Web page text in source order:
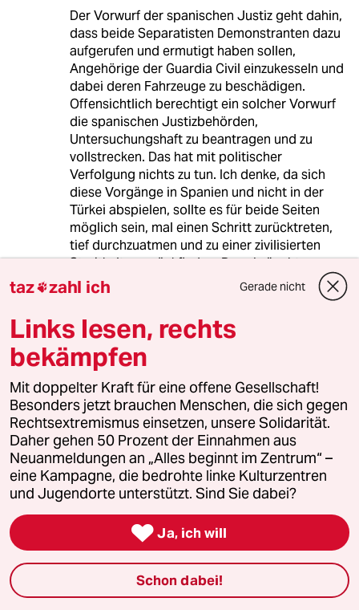
Der Vorwurf der spanischen Justiz geht dahin,
dass beide Separatisten Demonstranten dazu
aufgerufen und ermutigt haben sollen,
Angehörige der Guardia Civil einzukesseln und
dabei deren Fahrzeuge zu beschädigen.
Offensichtlich berechtigt ein solcher Vorwurf
die spanischen Justizbehörden,
Untersuchungshaft zu beantragen und zu
vollstrecken. Das hat mit politischer
Verfolgung nichts zu tun. Ich denke, da sich
diese Vorgänge in Spanien und nicht in der
Türkei abspielen, sollte es für beide Seiten
möglich sein, mal einen Schritt zurücktreten,
tief durchzuatmen und zu einer zivilisierten
Streitkultur zurückfinden. Dazu bräuchte es
nicht mal die Hilfe der Europäischen Union,
sondern nur guten Willen für etwas im
Gegensatz zu Wut und Zorn gegen etwas.
8G 85198 (Profil gelöscht)
18.10.2017,16:59 Uhr
@Trabantus:
"Aufstand" ist trotzdem ein
fragwürdieger Straftatbestand.
"Aufruf zu einer Straftat" würde ich ja
noch verstehen können. Wobei die
Straftat Freiheitsberaubung wäre. Ob
das aber der Fall ist, wenn
Demonstranten sich um Polizisten
stellen, wage ich jedoch zu
taz zahl ich Gerade nicht
Links lesen, rechts
bekämpfen
Mit doppelter Kraft für eine offene Gesellschaft!
Besonders jetzt brauchen Menschen, die sich gegen
Rechtsextremismus einsetzen, unsere Solidarität.
Daher gehen 50 Prozent der Einnahmen aus
Neuanmeldungen an „Alles beginnt im Zentrum“ –
eine Kampagne, die bedrohte linke Kulturzentren
und Jugendorte unterstützt. Sind Sie dabei?
 Ja, ich will
Schon dabei!